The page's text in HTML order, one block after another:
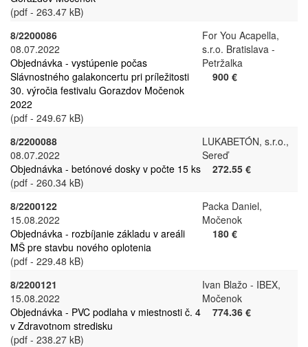
(pdf - 263.47 kB)
8/2200086
08.07.2022
Objednávka - vystúpenie počas
Slávnostného galakoncertu pri príležitosti
30. výročia festivalu Gorazdov Močenok
2022
(pdf - 249.67 kB)
For You Acapella,
s.r.o. Bratislava -
Petržalka
900 €
8/2200088
08.07.2022
Objednávka - betónové dosky v počte 15 ks
(pdf - 260.34 kB)
LUKABETÓN, s.r.o.,
Sereď
272.55 €
8/2200122
15.08.2022
Objednávka - rozbíjanie základu v areáli
MŠ pre stavbu nového oplotenia
(pdf - 229.48 kB)
Packa Daniel,
Močenok
180 €
8/2200121
15.08.2022
Objednávka - PVC podlaha v miestnosti č. 4
v Zdravotnom stredisku
(pdf - 238.27 kB)
Ivan Blažo - IBEX,
Močenok
774.36 €